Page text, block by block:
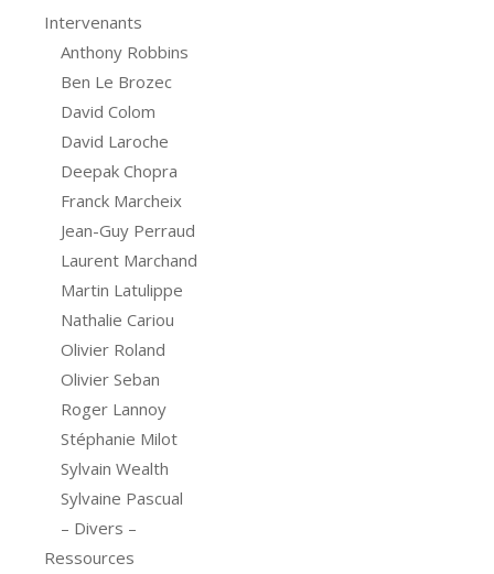
Intervenants
Anthony Robbins
Ben Le Brozec
David Colom
David Laroche
Deepak Chopra
Franck Marcheix
Jean-Guy Perraud
Laurent Marchand
Martin Latulippe
Nathalie Cariou
Olivier Roland
Olivier Seban
Roger Lannoy
Stéphanie Milot
Sylvain Wealth
Sylvaine Pascual
– Divers –
Ressources